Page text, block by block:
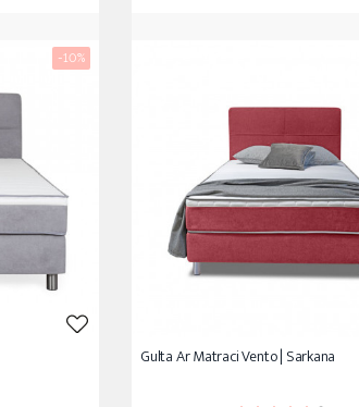
-10%
Gulta Ar Matraci Vento | Sarkana